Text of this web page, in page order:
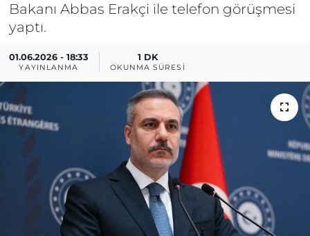
Bakanı Abbas Erakçi ile telefon görüşmesi
yaptı.
01.06.2026 - 18:33
YAYINLANMA
1 DK
OKUNMA SÜRESI
Haber Arşivi